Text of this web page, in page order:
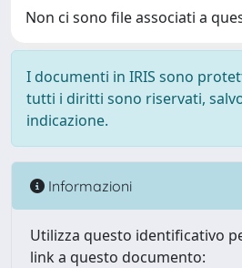
Non ci sono file associati a
I documenti in IRIS sono
tutti i diritti sono riservati,
indicazione.
Informazioni
Utilizza questo identificativo
link a questo documento: